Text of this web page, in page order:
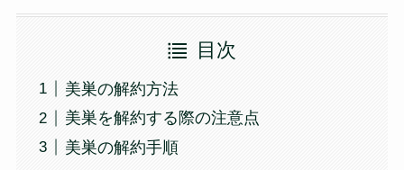
目次
美巣の解約方法
美巣を解約する際の注意点
美巣の解約手順